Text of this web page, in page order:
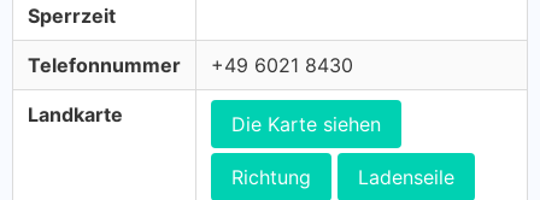
Sperrzeit
Telefonnummer +49 6021 8430
Landkarte Die Karte siehen
Richtung Ladenseile